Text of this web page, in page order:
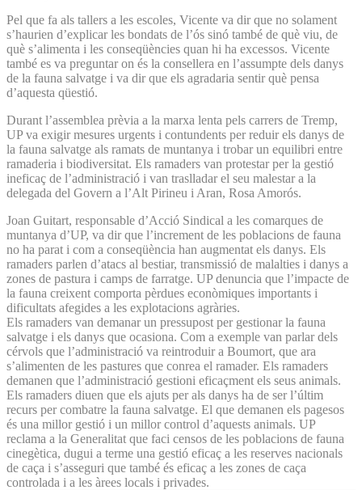
Pel que fa als tallers a les escoles, Vicente va dir que no solament
s’haurien d’explicar les bondats de l’ós sinó també de què viu, de
què s’alimenta i les conseqüències quan hi ha excessos. Vicente
també es va preguntar on és la consellera en l’assumpte dels danys
de la fauna salvatge i va dir que els agradaria sentir què pensa
d’aquesta qüestió.
Durant l’assemblea prèvia a la marxa lenta pels carrers de Tremp,
UP va exigir mesures urgents i contundents per reduir els danys de
la fauna salvatge als ramats de muntanya i trobar un equilibri entre
ramaderia i biodiversitat. Els ramaders van protestar per la gestió
ineficaç de l’administració i van traslladar el seu malestar a la
delegada del Govern a l’Alt Pirineu i Aran, Rosa Amorós.
Joan Guitart, responsable d’Acció Sindical a les comarques de
muntanya d’UP, va dir que l’increment de les poblacions de fauna
no ha parat i com a conseqüència han augmentat els danys. Els
ramaders parlen d’atacs al bestiar, transmissió de malalties i danys a
zones de pastura i camps de farratge. UP denuncia que l’impacte de
la fauna creixent comporta pèrdues econòmiques importants i
dificultats afegides a les explotacions agràries.
Els ramaders van demanar un pressupost per gestionar la fauna
salvatge i els danys que ocasiona. Com a exemple van parlar dels
cérvols que l’administració va reintroduir a Boumort, que ara
s’alimenten de les pastures que conrea el ramader. Els ramaders
demanen que l’administració gestioni eficaçment els seus animals.
Els ramaders diuen que els ajuts per als danys ha de ser l’últim
recurs per combatre la fauna salvatge. El que demanen els pagesos
és una millor gestió i un millor control d’aquests animals. UP
reclama a la Generalitat que faci censos de les poblacions de fauna
cinegètica, dugui a terme una gestió eficaç a les reserves nacionals
de caça i s’asseguri que també és eficaç a les zones de caça
controlada i a les àrees locals i privades.